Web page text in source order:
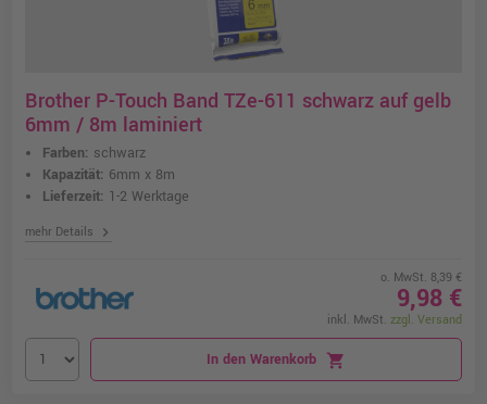
Brother P-Touch Band TZe-611 schwarz auf gelb
6mm / 8m laminiert
Farben: schwarz
Kapazität: 6mm x 8m
Lieferzeit: 1-2 Werktage
mehr Details chevron_right
o. MwSt. 8,39 €
9,98 €
inkl. MwSt. zzgl. Versand
In den Warenkorb shopping_cart